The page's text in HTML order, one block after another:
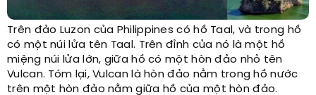
Trên đảo Luzon của Philippines có hồ Taal, và trong hồ
có một núi lửa tên Taal. Trên đỉnh của nó là một hồ
miệng núi lửa lớn, giữa hồ có một hòn đảo nhỏ tên
Vulcan. Tóm lại, Vulcan là hòn đảo nằm trong hồ nước
trên một hòn đảo nằm giữa hồ của một hòn đảo.